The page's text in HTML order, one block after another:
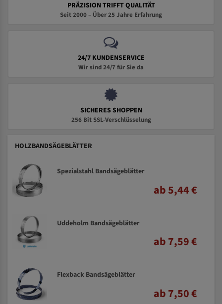
PRÄZISION TRIFFT QUALITÄT
Seit 2000 – Über 25 Jahre Erfahrung
24/7 KUNDENSERVICE
Wir sind 24/7 für Sie da
SICHERES SHOPPEN
256 Bit SSL-Verschlüsselung
HOLZBANDSÄGEBLÄTTER
Spezialstahl Bandsägeblätter
ab 5,44 €
Uddeholm Bandsägeblätter
ab 7,59 €
Flexback Bandsägeblätter
ab 7,50 €